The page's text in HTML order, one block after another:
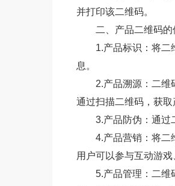
并打印该二维码。
二、产品二维码
1.产品标识：将二
息。
2.产品溯源：二维
通过扫描二维码，获取
3.产品防伪：通过
4.产品营销：将二
用户可以参与互动游
5.产品管理：二维